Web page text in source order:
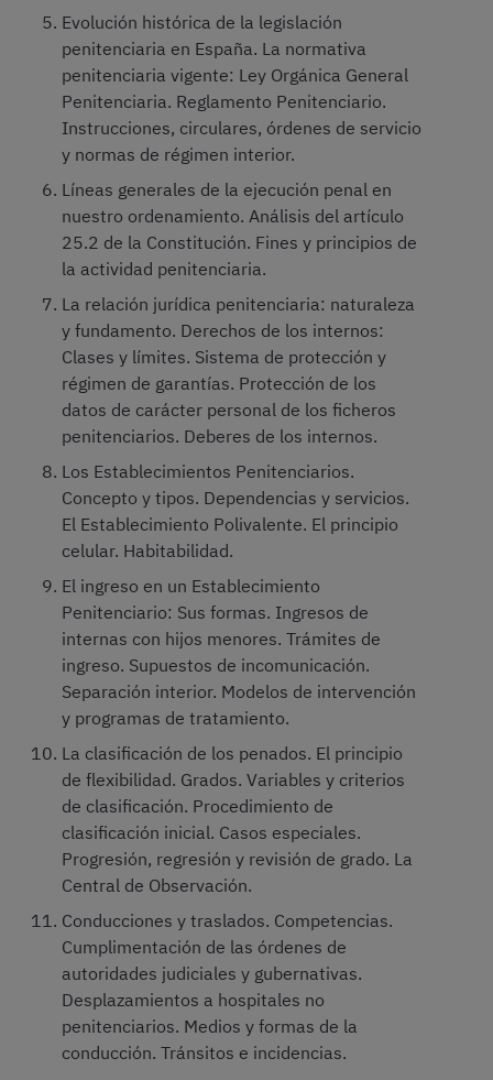
Evolución histórica de la legislación
penitenciaria en España. La normativa
penitenciaria vigente: Ley Orgánica General
Penitenciaria. Reglamento Penitenciario.
Instrucciones, circulares, órdenes de servicio
y normas de régimen interior.
Líneas generales de la ejecución penal en
nuestro ordenamiento. Análisis del artículo
25.2 de la Constitución. Fines y principios de
la actividad penitenciaria.
La relación jurídica penitenciaria: naturaleza
y fundamento. Derechos de los internos:
Clases y límites. Sistema de protección y
régimen de garantías. Protección de los
datos de carácter personal de los ficheros
penitenciarios. Deberes de los internos.
Los Establecimientos Penitenciarios.
Concepto y tipos. Dependencias y servicios.
El Establecimiento Polivalente. El principio
celular. Habitabilidad.
El ingreso en un Establecimiento
Penitenciario: Sus formas. Ingresos de
internas con hijos menores. Trámites de
ingreso. Supuestos de incomunicación.
Separación interior. Modelos de intervención
y programas de tratamiento.
La clasificación de los penados. El principio
de flexibilidad. Grados. Variables y criterios
de clasificación. Procedimiento de
clasificación inicial. Casos especiales.
Progresión, regresión y revisión de grado. La
Central de Observación.
Conducciones y traslados. Competencias.
Cumplimentación de las órdenes de
autoridades judiciales y gubernativas.
Desplazamientos a hospitales no
penitenciarios. Medios y formas de la
conducción. Tránsitos e incidencias.